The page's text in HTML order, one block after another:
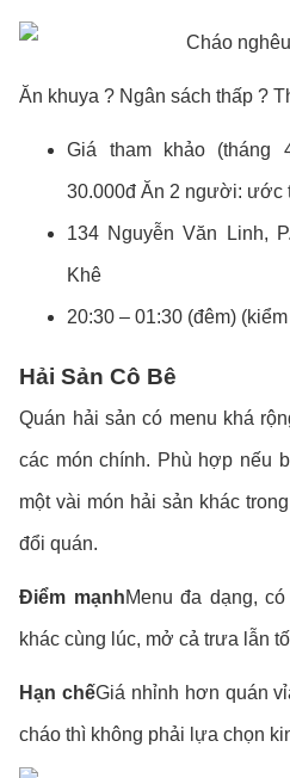
Ăn khuya ? Ngân sách thấp ?
Giá tham khảo (tháng
30.000đ Ăn 2 người: ước
134 Nguyễn Văn Linh,
Khê
20:30 – 01:30 (đêm)
Hải Sản Cô Bê
Quán hải sản có menu khá
các món chính. Phù hợp nếu
một vài món hải sản khác
đổi quán.
Điểm mạnhMenu đa dạng,
khác cùng lúc, mở cả trưa lẫn
Hạn chếGiá nhỉnh hơn quán
cháo thì không phải lựa chọn